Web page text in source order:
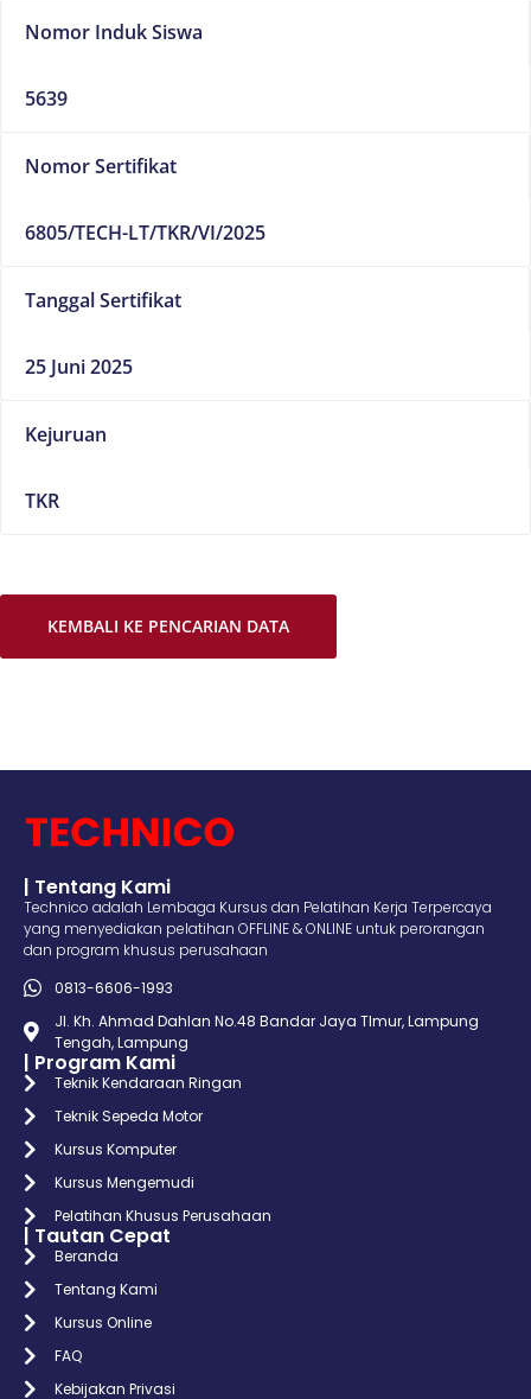
Nomor Induk Siswa
5639
Nomor Sertifikat
6805/TECH-LT/TKR/VI/2025
Tanggal Sertifikat
25 Juni 2025
Kejuruan
TKR
KEMBALI KE PENCARIAN DATA
| Tentang Kami
Technico adalah Lembaga Kursus dan Pelatihan Kerja Terpercaya
yang menyediakan pelatihan OFFLINE & ONLINE untuk perorangan
dan program khusus perusahaan
0813-6606-1993
Jl. Kh. Ahmad Dahlan No.48 Bandar Jaya TImur, Lampung
Tengah, Lampung
| Program Kami
Teknik Kendaraan Ringan
Teknik Sepeda Motor
Kursus Komputer
Kursus Mengemudi
Pelatihan Khusus Perusahaan
| Tautan Cepat
Beranda
Tentang Kami
Kursus Online
FAQ
Kebijakan Privasi